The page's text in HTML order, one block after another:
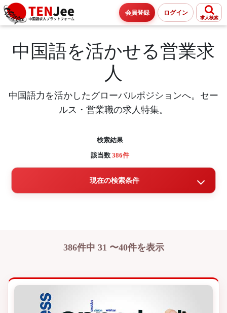
会員登録 ログイン
求人検索
中国語を活かせる営業求
人
中国語力を活かしたグローバルポジションへ。セー
ルス・営業職の求人特集。
検索結果
該当数 386件
現在の検索条件
386件中 31 〜40件を表示